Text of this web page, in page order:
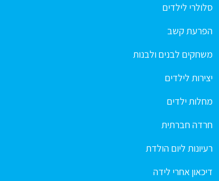
סלולרי לילדים
הפרעת קשב
משחקים לבנים ולבנות
יצירות לילדים
מחלות ילדים
חרדה חברתית
רעיונות ליום הולדת
דיכאון אחרי לידה